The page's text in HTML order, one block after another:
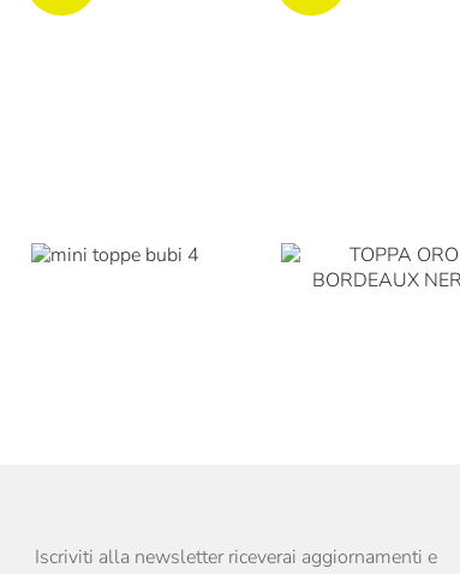
Iscriviti alla newsletter riceverai aggiornamenti e